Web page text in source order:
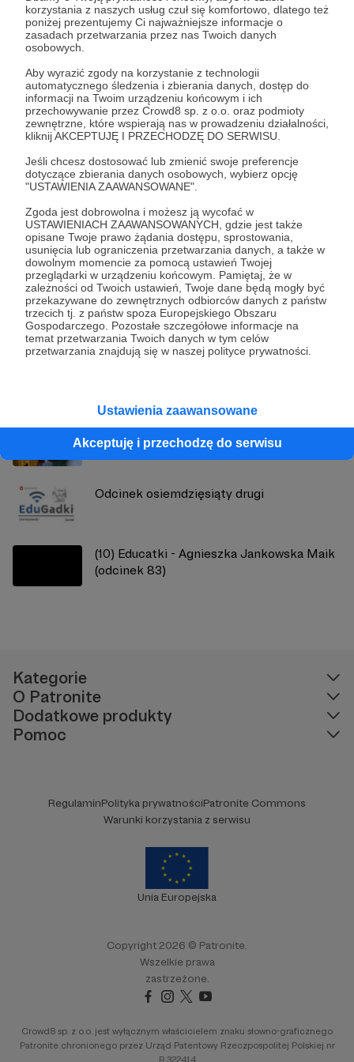
korzystania z naszych usług czuł się komfortowo, dlatego też
poniżej prezentujemy Ci najważniejsze informacje o
zasadach przetwarzania przez nas Twoich danych
osobowych.
Aby wyrazić zgody na korzystanie z technologii
automatycznego śledzenia i zbierania danych, dostęp do
informacji na Twoim urządzeniu końcowym i ich
przechowywanie przez Crowd8 sp. z o.o. oraz podmioty
zewnętrzne, które wspierają nas w prowadzeniu działalności,
kliknij AKCEPTUJĘ I PRZECHODZĘ DO SERWISU.
Jeśli chcesz dostosować lub zmienić swoje preferencje
dotyczące zbierania danych osobowych, wybierz opcję
"USTAWIENIA ZAAWANSOWANE".
Zgoda jest dobrowolna i możesz ją wycofać w
USTAWIENIACH ZAAWANSOWANYCH, gdzie jest także
opisane Twoje prawo żądania dostępu, sprostowania,
usunięcia lub ograniczenia przetwarzania danych, a także w
dowolnym momencie za pomocą ustawień Twojej
przeglądarki w urządzeniu końcowym. Pamiętaj, że w
zależności od Twoich ustawień, Twoje dane będą mogły być
przekazywane do zewnętrznych odbiorców danych z państw
trzecich tj. z państw spoza Europejskiego Obszaru
Gospodarczego. Pozostałe szczegółowe informacje na
temat przetwarzania Twoich danych w tym celów
przetwarzania znajdują się w naszej polityce prywatności.
Ustawienia zaawansowane
Akceptuję i przechodzę do serwisu
Aby zobaczyć ten materiał musisz być zalogowany
Zostań Patronem
Zaloguj się
Udostępnij
Jacek Staniszewski
Zobacz profil autora
Odcinek osiemdzięsiąty drugi
(10) Educatki - Agnieszka Jankowska Maik
(odcinek 83)
Kategorie
O Patronite
Dodatkowe produkty
Pomoc
RegulaminPolityka prywatnościPatronite Commons
Warunki korzystania z serwisu
Unia Europejska
Copyright 2026 © Patronite.
Wszelkie prawa
zastrzeżone.
Crowd8 sp. z o.o. jest wyłącznym właścicielem znaku słowno-graficznego
Patronite chronionego przez Urząd Patentowy Rzeczpospolitej Polskiej nr
R.322414